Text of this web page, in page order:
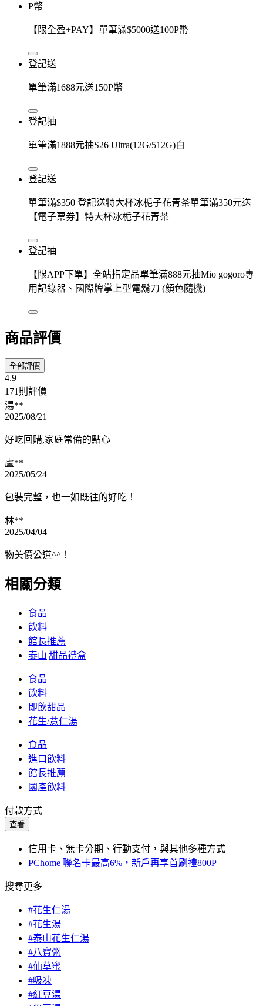
P幣
【限全盈+PAY】單筆滿$5000送100P幣
登記送
單筆滿1688元送150P幣
登記抽
單筆滿1888元抽S26 Ultra(12G/512G)白
登記送
單筆滿$350 登記送特大杯冰梔子花青茶單筆滿350元送
【電子票券】特大杯冰梔子花青茶
登記抽
【限APP下單】全站指定品單筆滿888元抽Mio gogoro專
用記錄器、國際牌掌上型電鬍刀 (顏色隨機)
商品評價
全部評價
4.9
171則評價
湯**
2025/08/21
好吃回購,家庭常備的點心
盧**
2025/05/24
包裝完整，也一如既往的好吃！
林**
2025/04/04
物美價公道^^！
相關分類
食品
飲料
館長推薦
泰山|甜品禮盒
食品
飲料
即飲甜品
花生/薏仁湯
食品
進口飲料
館長推薦
國產飲料
付款方式
查看
信用卡、無卡分期、行動支付，與其他多種方式
PChome 聯名卡最高6%，新戶再享首刷禮800P
搜尋更多
#花生仁湯
#花生湯
#泰山花生仁湯
#八寶粥
#仙草蜜
#吸凍
#紅豆湯